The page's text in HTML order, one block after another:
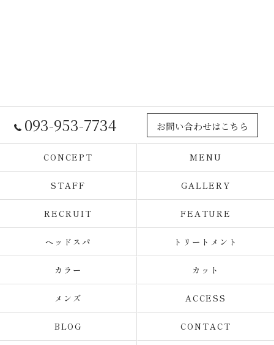
093-953-7734 お問い合わせはこちら
CONCEPT MENU
STAFF GALLERY
RECRUIT FEATURE
ヘッドスパ トリートメント
カラー カット
メンズ ACCESS
BLOG CONTACT